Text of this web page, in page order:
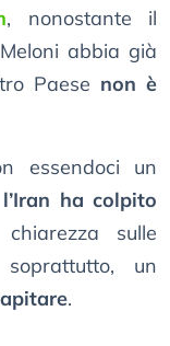
, nonostante il
abbia già
Paese non è
essendoci un
l’Iran ha colpito
sulle
un
.